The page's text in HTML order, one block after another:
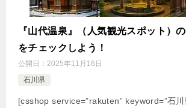
『山代温泉』（人気観光スポット）
をチェックしよう！
公開日： 2025年11月16日
石川県
[csshop service=”rakuten” keyword=”石川